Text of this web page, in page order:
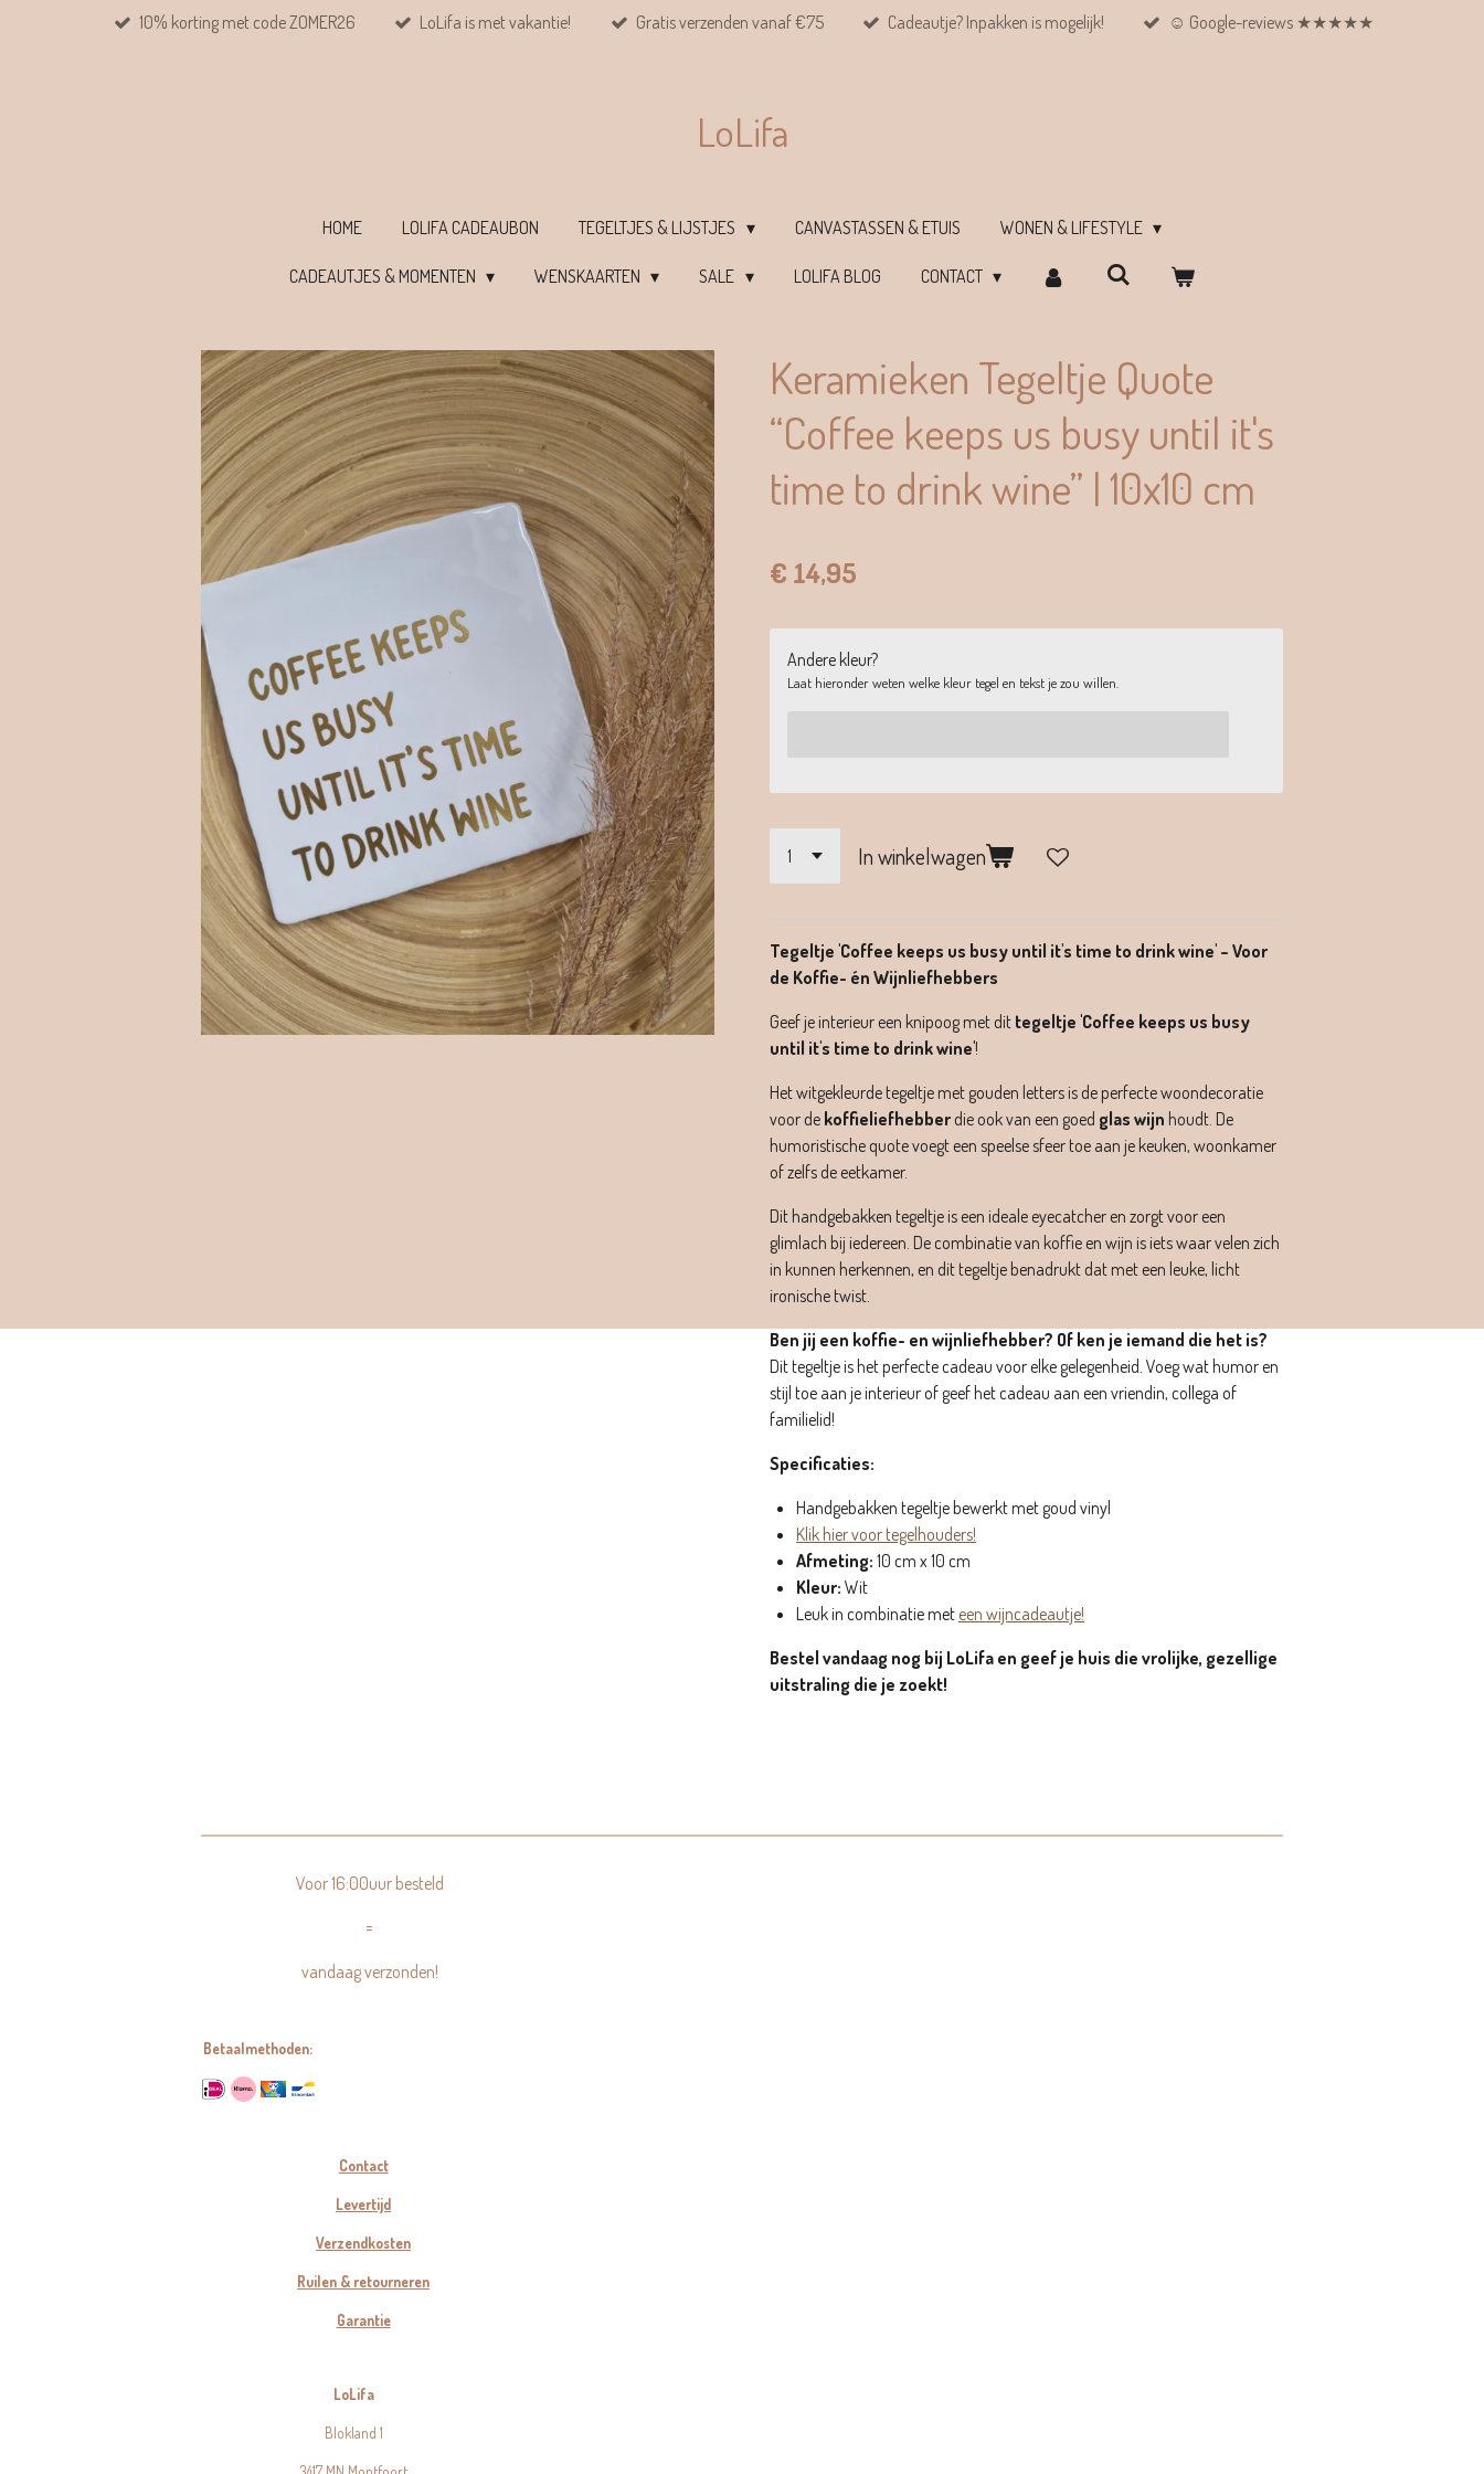
10% korting met code ZOMER26 LoLifa is met vakantie! Gratis verzenden vanaf €75 Cadeautje? Inpakken is mogelijk! ☺︎ Google-reviews ★★★★★
LoLifa
HOME LOLIFA CADEAUBON TEGELTJES & LIJSTJES CANVASTASSEN & ETUIS WONEN & LIFESTYLE
CADEAUTJES & MOMENTEN WENSKAARTEN SALE LOLIFA BLOG CONTACT
Keramieken Tegeltje Quote
“Coffee keeps us busy until it's
time to drink wine” | 10x10 cm
€ 14,95
Andere kleur?
Laat hieronder weten welke kleur tegel en tekst je zou willen.
In winkelwagen
Tegeltje 'Coffee keeps us busy until it's time to drink wine' – Voor
de Koffie- én Wijnliefhebbers
Geef je interieur een knipoog met dit tegeltje 'Coffee keeps us busy
until it's time to drink wine'!
Het witgekleurde tegeltje met gouden letters is de perfecte woondecoratie
voor de koffieliefhebber die ook van een goed glas wijn houdt. De
humoristische quote voegt een speelse sfeer toe aan je keuken, woonkamer
of zelfs de eetkamer.
Dit handgebakken tegeltje is een ideale eyecatcher en zorgt voor een
glimlach bij iedereen. De combinatie van koffie en wijn is iets waar velen zich
in kunnen herkennen, en dit tegeltje benadrukt dat met een leuke, licht
ironische twist.
Ben jij een koffie- en wijnliefhebber? Of ken je iemand die het is?
Dit tegeltje is het perfecte cadeau voor elke gelegenheid. Voeg wat humor en
stijl toe aan je interieur of geef het cadeau aan een vriendin, collega of
familielid!
Specificaties:
Handgebakken tegeltje bewerkt met goud vinyl
Klik hier voor tegelhouders!
Afmeting: 10 cm x 10 cm
Kleur: Wit
Leuk in combinatie met een wijncadeautje!
Bestel vandaag nog bij LoLifa en geef je huis die vrolijke, gezellige
uitstraling die je zoekt!
Voor 16:00uur besteld
=
vandaag verzonden!
Betaalmethoden:
Contact
Levertijd
Verzendkosten
Ruilen & retourneren
Garantie
LoLifa
Blokland 1